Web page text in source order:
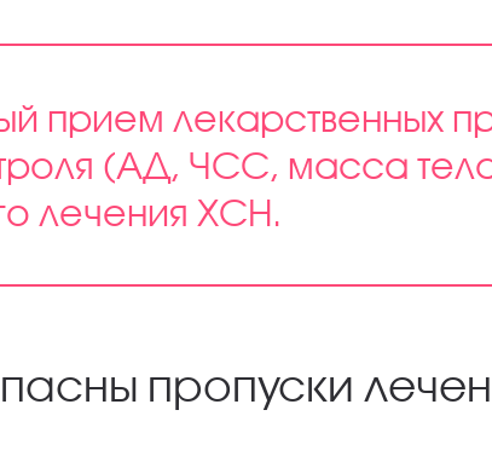
прием лекарственных
(АД, ЧСС, масса
лечения ХСН.
пропуски